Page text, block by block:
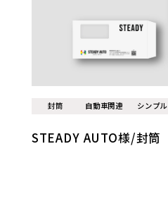
封筒 自動車関連 シンプル
STEADY AUTO様/封筒